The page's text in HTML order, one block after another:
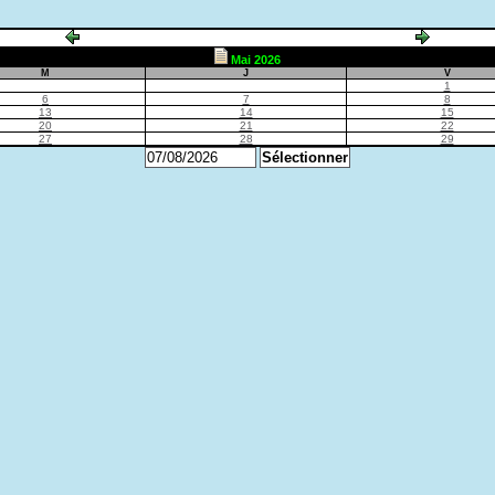
Mai 2026
M J V
1
6 7 8
13 14 15
20 21 22
27 28 29